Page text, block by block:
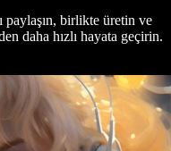
paylaşın, birlikte üretin ve
daha hızlı hayata geçirin.